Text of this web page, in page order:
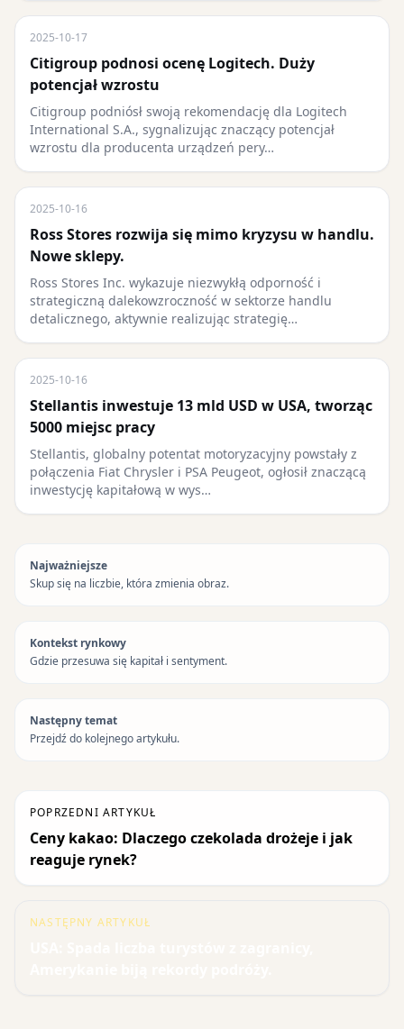
2025-10-17
Citigroup podnosi ocenę Logitech. Duży
potencjał wzrostu
Citigroup podniósł swoją rekomendację dla Logitech
International S.A., sygnalizując znaczący potencjał
wzrostu dla producenta urządzeń pery…
2025-10-16
Ross Stores rozwija się mimo kryzysu w handlu.
Nowe sklepy.
Ross Stores Inc. wykazuje niezwykłą odporność i
strategiczną dalekowzroczność w sektorze handlu
detalicznego, aktywnie realizując strategię…
2025-10-16
Stellantis inwestuje 13 mld USD w USA, tworząc
5000 miejsc pracy
Stellantis, globalny potentat motoryzacyjny powstały z
połączenia Fiat Chrysler i PSA Peugeot, ogłosił znaczącą
inwestycję kapitałową w wys…
Najważniejsze
Skup się na liczbie, która zmienia obraz.
Kontekst rynkowy
Gdzie przesuwa się kapitał i sentyment.
Następny temat
Przejdź do kolejnego artykułu.
POPRZEDNI ARTYKUŁ
Ceny kakao: Dlaczego czekolada drożeje i jak
reaguje rynek?
NASTĘPNY ARTYKUŁ